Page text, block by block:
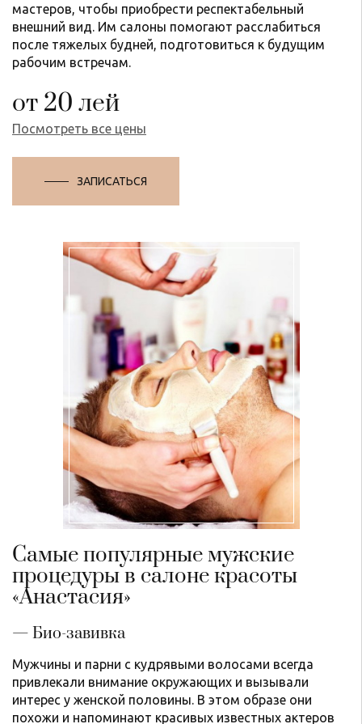
мастеров, чтобы приобрести респектабельный
внешний вид. Им салоны помогают расслабиться
после тяжелых будней, подготовиться к будущим
рабочим встречам.
от 20 лей
Посмотреть все цены
ЗАПИСАТЬСЯ
Самые популярные мужские
процедуры в салоне красоты
«Анастасия»
— Био-завивка
Мужчины и парни с кудрявыми волосами всегда
привлекали внимание окружающих и вызывали
интерес у женской половины. В этом образе они
похожи и напоминают красивых известных актеров